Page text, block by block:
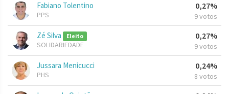
Fabiano Tolentino
PPS
0,27%
9 votos
Zé Silva Eleito
SOLIDARIEDADE
0,27%
9 votos
Jussara Menicucci
PHS
0,24%
8 votos